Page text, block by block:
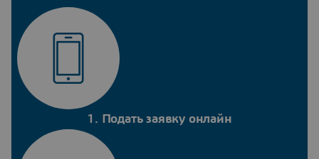
1. Подать заявку онлайн